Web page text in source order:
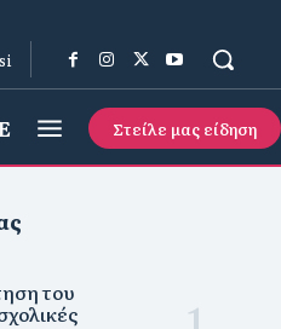
Στείλε μας είδηση
του